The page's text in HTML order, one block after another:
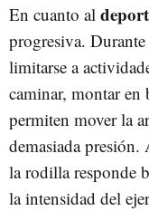
En cuanto al
progresiva.
limitarse a
caminar, montar en
permiten mover la
demasiada presión.
la rodilla responde
la intensidad del